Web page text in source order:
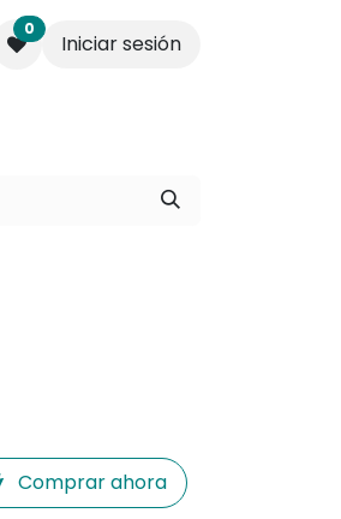
0
Iniciar sesión
Comprar ahora